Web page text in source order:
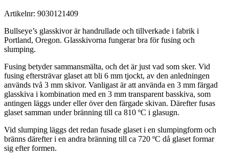
Artikelnr: 9030121409
Bullseye’s glasskivor är handrullade och tillverkade i fabrik i
Portland, Oregon. Glasskivorna fungerar bra för fusing och
slumping.
Fusing betyder sammansmälta, och det är just vad som sker. Vid
fusing eftersträvar glaset att bli 6 mm tjockt, av den anledningen
används två 3 mm skivor. Vanligast är att använda en 3 mm färgad
glasskiva i kombination med en 3 mm transparent basskiva, som
antingen läggs under eller över den färgade skivan. Därefter fusas
glaset samman under bränning till ca 810 ºC i glasugn.
Vid slumping läggs det redan fusade glaset i en slumpingform och
bränns därefter i en andra bränning till ca 720 ºC då glaset formar
sig efter formen.